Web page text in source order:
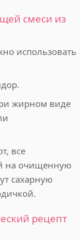
смеси из
использовать
жирном виде
все
на очищенную
сахарную
рецепт